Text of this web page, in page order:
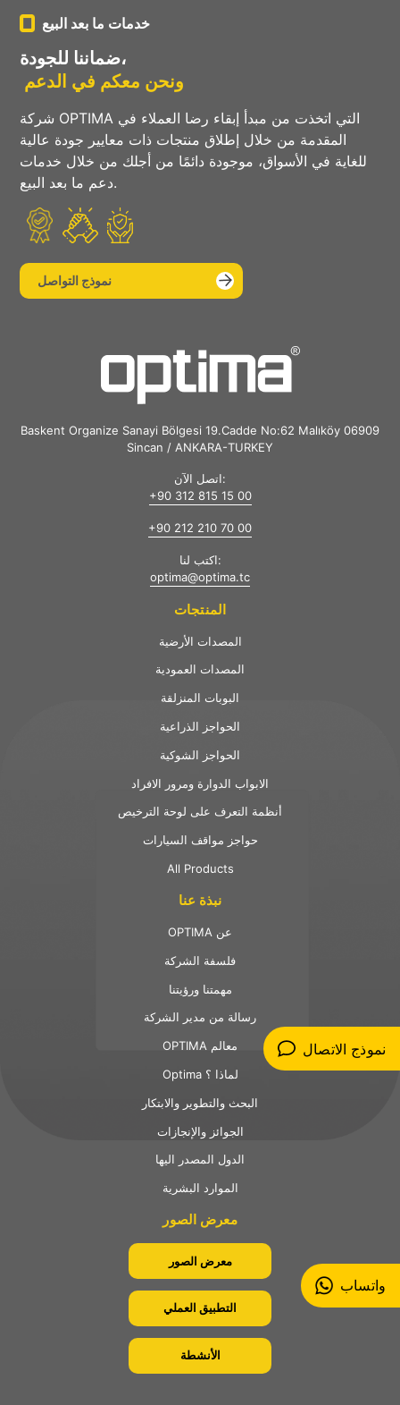
واتساب
نموذج الاتصال
خدمات ما بعد البيع
ضماننا للجودة،
ونحن معكم في الدعم
شركة OPTIMA التي اتخذت من مبدأ إبقاء رضا العملاء في
المقدمة من خلال إطلاق منتجات ذات معايير جودة عالية
للغاية في الأسواق، موجودة دائمًا من أجلك من خلال خدمات
دعم ما بعد البيع.
نموذج التواصل
Baskent Organize Sanayi Bölgesi 19.Cadde No:62 Malıköy 06909
Sincan / ANKARA-TURKEY
اتصل الآن:
+90 312 815 15 00
+90 212 210 70 00
اكتب لنا:
optima@optima.tc
المنتجات
المصدات الأرضية
المصدات العمودية
البوبات المنزلقة
الحواجز الذراعية
الحواجز الشوكية
الابواب الدوارة ومرور الافراد
أنظمة التعرف على لوحة الترخيص
حواجز مواقف السيارات
All Products
نبذة عنا
OPTIMA عن
فلسفة الشركة
مهمتنا ورؤيتنا
رسالة من مدير الشركة
OPTIMA معالم
Optima لماذا ؟
البحث والتطوير والابتكار
الجوائز والإنجازات
الدول المصدر اليها
الموارد البشرية
معرض الصور
معرض الصور
التطبيق العملي
الأنشطة